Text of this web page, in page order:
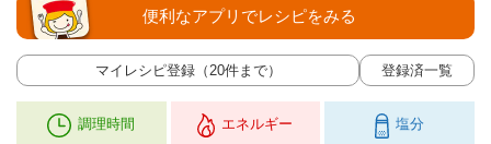
マイレシピ登録（20件まで） 登録済一覧
便利なアプリでレシピをみる
調理時間 エネルギー 塩分